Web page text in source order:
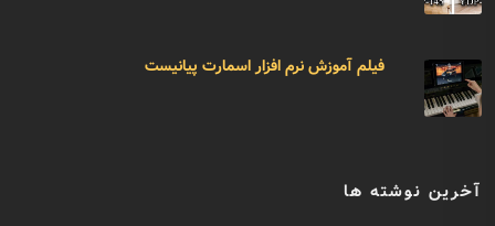
فیلم آموزش نرم افزار اسمارت پیانیست
آخرین نوشته ها